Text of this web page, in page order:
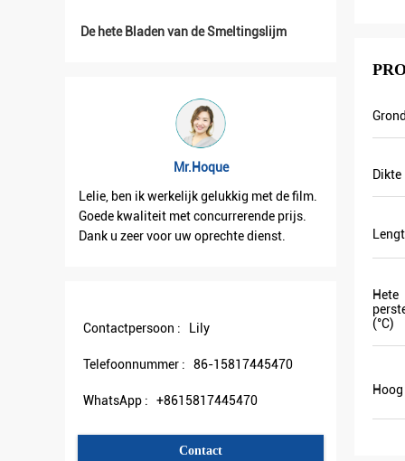
De hete Bladen van de Smeltingslijm
Mr.Hoque
Lelie, ben ik werkelijk gelukkig met de film.
Goede kwaliteit met concurrerende prijs.
Dank u zeer voor uw oprechte dienst.
Lelie, ontving ik
samenwerking!
Contactpersoon : Lily
Telefoonnummer : 86-15817445470
WhatsApp : +8615817445470
Contact
Dikte
Hete
(°C)